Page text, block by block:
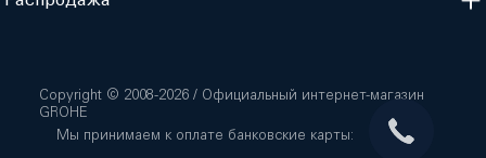
Copyright © 2008-2026 / Официальный интернет-магазин
GROHE
Мы принимаем к оплате банковские карты: